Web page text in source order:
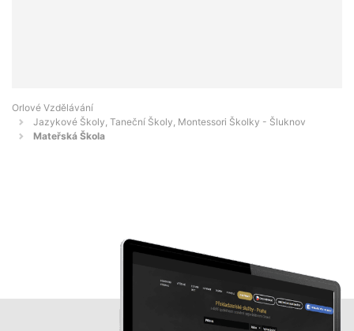
Orlové Vzdělávání
Jazykové Školy, Taneční Školy, Montessori Školky - Šluknov
Mateřská Škola